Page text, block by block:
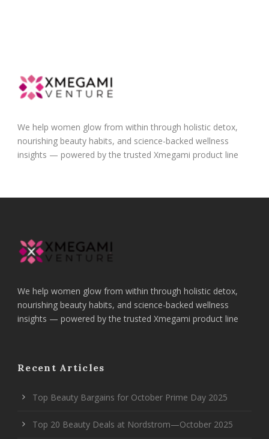
We help women glow from within through holistic detox,
nourishing beauty habits, and science-backed wellness
insights — powered by the trusted Xmegami product line
We help women glow from within through holistic detox,
nourishing beauty habits, and science-backed wellness
insights — powered by the trusted Xmegami product line
Recent Articles
Top Beauty Bargains for October Prime Day 2025
Top 20 Beauty Deals at Nordstrom—October 2025